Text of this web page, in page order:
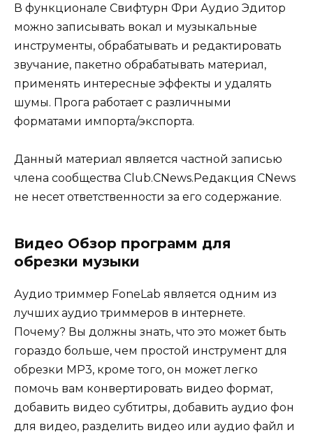
В функционале Свифтурн Фри Аудио Эдитор
можно записывать вокал и музыкальные
инструменты, обрабатывать и редактировать
звучание, пакетно обрабатывать материал,
применять интересные эффекты и удалять
шумы. Прога работает с различными
форматами импорта/экспорта.
Данный материал является частной записью
члена сообщества Club.CNews.Редакция CNews
не несет ответственности за его содержание.
Видео Обзор программ для
обрезки музыки
Аудио триммер FoneLab является одним из
лучших аудио триммеров в интернете.
Почему? Вы должны знать, что это может быть
гораздо больше, чем простой инструмент для
обрезки MP3, кроме того, он может легко
помочь вам конвертировать видео формат,
добавить видео субтитры, добавить аудио фон
для видео, разделить видео или аудио файл и